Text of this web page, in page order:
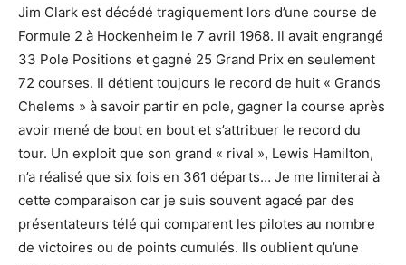
Jim Clark est décédé tragiquement lors d’une course de
Formule 2 à Hockenheim le 7 avril 1968. Il avait engrangé
33 Pole Positions et gagné 25 Grand Prix en seulement
72 courses. Il détient toujours le record de huit « Grands
Chelems » à savoir partir en pole, gagner la course après
avoir mené de bout en bout et s’attribuer le record du
tour. Un exploit que son grand « rival », Lewis Hamilton,
n’a réalisé que six fois en 361 départs… Je me limiterai à
cette comparaison car je suis souvent agacé par des
présentateurs télé qui comparent les pilotes au nombre
de victoires ou de points cumulés. Ils oublient qu’une